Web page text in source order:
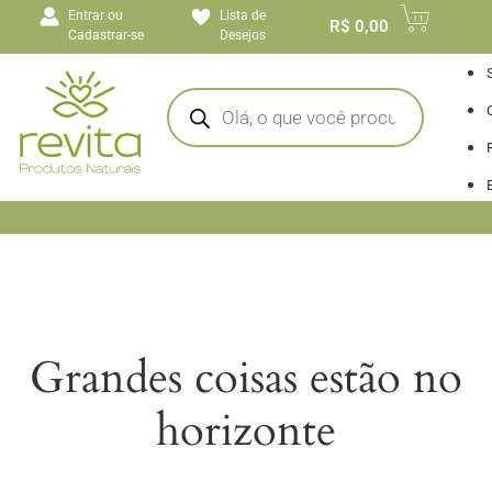
conteúdoEntrar ou
Cadastrar-se
Lista de
Desejos
R$ 0,00
Grandes coisas estão no
horizonte